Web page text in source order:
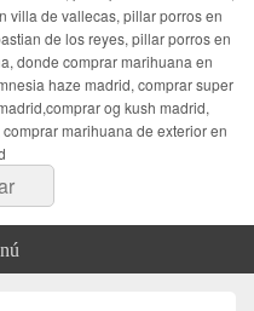
villa de vallecas, pillar porros en
de los reyes, pillar porros en
donde comprar marihuana en
haze madrid, comprar super
og kush madrid,
marihuana de exterior en